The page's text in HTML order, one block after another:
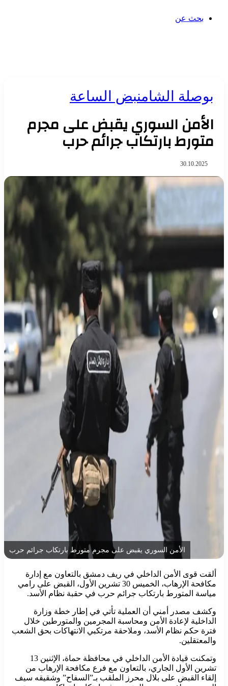
بحث عن
بوصلة الشامنبض الساعة
الأمن السوري يقبض على مجرم
متورط بارتكاب جرائم حرب
30.10.2025
الأمن السوري يقبض على مجرم متورط بارتكاب جرائم حرب
ألقت قوى الأمن الداخلي في ريف دمشق بالتعاون مع إدارة
مكافحة الإرهاب، الخميس 30 تشرين الأول، القبض على رامي
مياسة المتورط بارتكاب جرائم حرب في حقبة نظام الأسد.
وكشف مصدر أمني أن العملية تأتي في إطار خطة وزارة
الداخلية لإعادة الأمن ومحاسبة المجرمين والمتورطين خلال
فترة حكم نظام الأسد، وملاحقة مرتكبي الانتهاكات بحق الشعب
والمعتقلين.
وتمكنت قيادة الأمن الداخلي في محافظة حماة، الإثنين 13
تشرين الأول الجاري، بالتعاون مع فرع مكافحة الإرهاب من
إلقاء القبض على بلال محرز الملقب بـ”السفاح” وشقيقه سيف